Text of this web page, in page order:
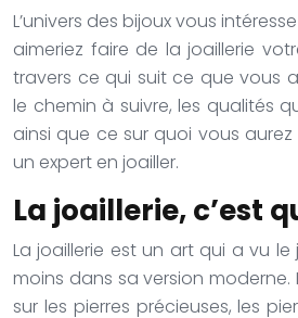
L’univers des bijoux vous
aimeriez faire de la joaillerie
travers ce qui suit ce que vous
le chemin à suivre, les qualités
ainsi que ce sur quoi vous
un expert en joailler.
La joaillerie, c’est
La joaillerie est un art qui a vu le
moins dans sa version moderne.
sur les pierres précieuses, les